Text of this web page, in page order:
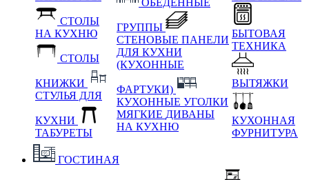
СТОЛЫ
НА КУХНЮ
СТОЛЫ
КНИЖКИ
СТУЛЬЯ ДЛЯ
КУХНИ
ТАБУРЕТЫ
ОБЕДЕННЫЕ
ГРУППЫ
СТЕНОВЫЕ ПАНЕЛИ
ДЛЯ КУХНИ
(КУХОННЫЕ
ФАРТУКИ)
КУХОННЫЕ УГОЛКИ
МЯГКИЕ ДИВАНЫ
НА КУХНЮ
БЫТОВАЯ
ТЕХНИКА
ВЫТЯЖКИ
КУХОННАЯ
ФУРНИТУРА
ГОСТИНАЯ